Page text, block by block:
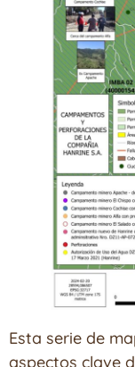
Esta serie de
aspectos clave